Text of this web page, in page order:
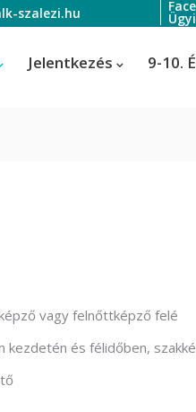
szalezi.hu
Jelentkezés 9-10.
díszlettervező
vagy felnőttképző felé
és félidőben,